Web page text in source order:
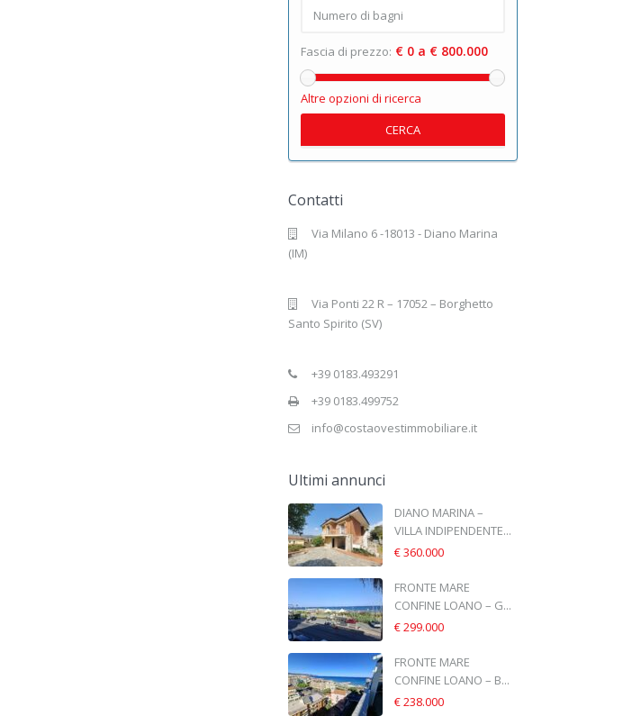
Fascia di prezzo: € 0 a € 800.000
Altre opzioni di ricerca
CERCA
Contatti
Via Milano 6 -18013 - Diano Marina
(IM)
Via Ponti 22 R – 17052 – Borghetto
Santo Spirito (SV)
+39 0183.493291
+39 0183.499752
info@costaovestimmobiliare.it
Ultimi annunci
DIANO MARINA –
VILLA INDIPENDENTE...
€ 360.000
FRONTE MARE
CONFINE LOANO – G...
€ 299.000
FRONTE MARE
CONFINE LOANO – B...
€ 238.000